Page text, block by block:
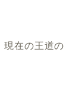
現在の王道の